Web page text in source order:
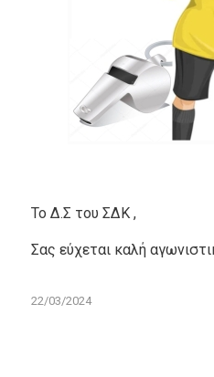
Το Δ.Σ του ΣΔΚ ,
Σας εύχεται καλή
22/03/2024